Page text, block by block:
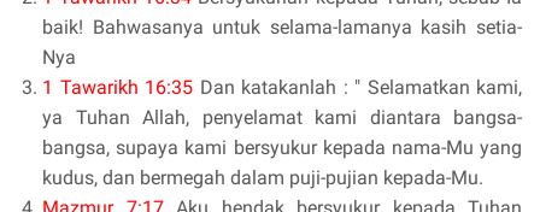
baik! Bahwasanya untuk selama-lamanya kasih setia-
Nya
1 Tawarikh 16:35 Dan katakanlah : " Selamatkan kami,
ya Tuhan Allah, penyelamat kami diantara bangsa-
bangsa, supaya kami bersyukur kepada nama-Mu yang
kudus, dan bermegah dalam puji-pujian kepada-Mu.
Mazmur 7:17Aku hendak bersyukur kepada Tuhan